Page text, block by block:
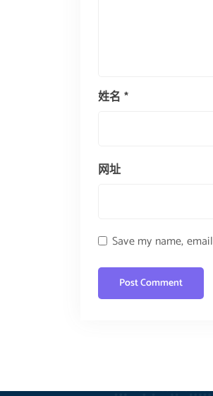
姓名 *
网址
Save my name,